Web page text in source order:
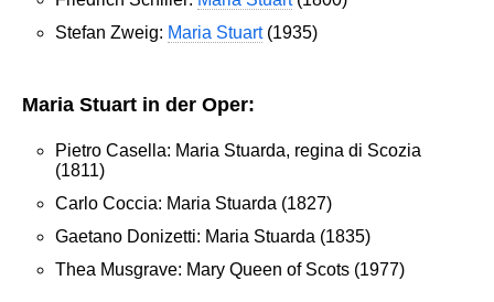
Stefan Zweig: Maria Stuart(1935)
Maria Stuart in der Oper:
Pietro Casella: Maria Stuarda, regina di Scozia
(1811)
Carlo Coccia: Maria Stuarda (1827)
Gaetano Donizetti: Maria Stuarda (1835)
Thea Musgrave: Mary Queen of Scots (1977)